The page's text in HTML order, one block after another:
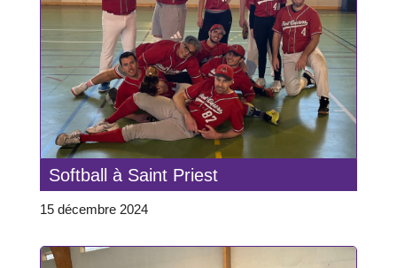
Softball à Saint Priest
15 décembre 2024